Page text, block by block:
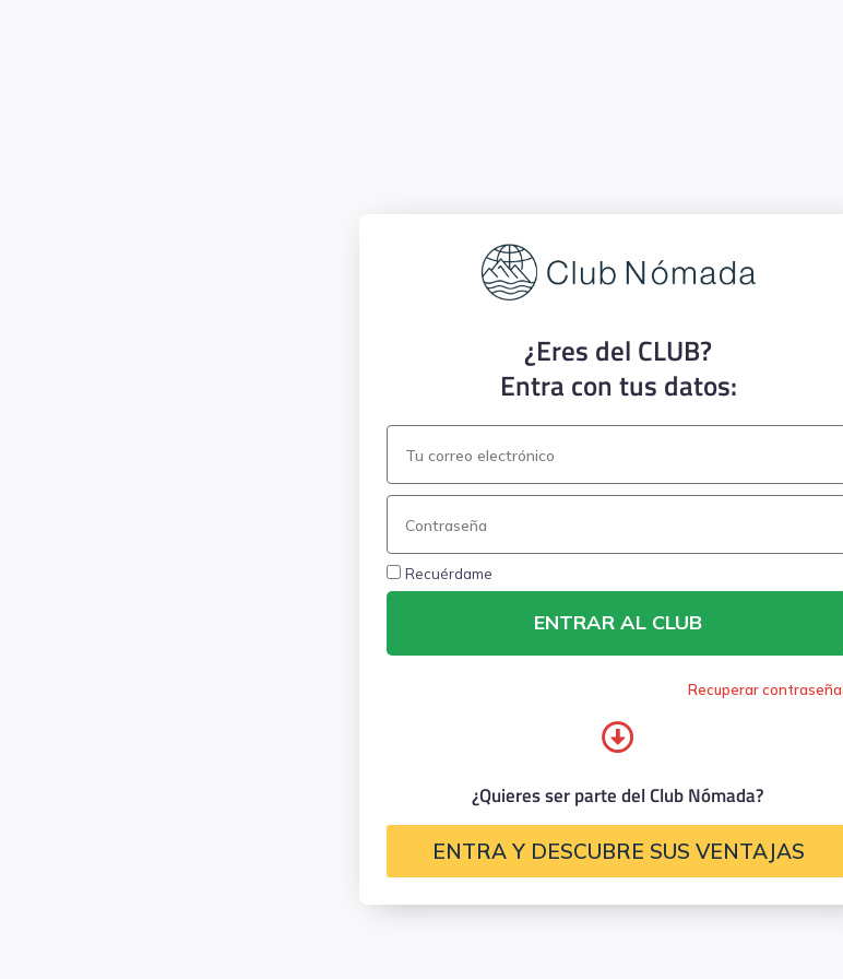
¿Eres del CLUB?
Entra con tus datos:
Recuérdame
ENTRAR AL CLUB
Recuperar contraseña
¿Quieres ser parte del Club Nómada?
ENTRA Y DESCUBRE SUS VENTAJAS